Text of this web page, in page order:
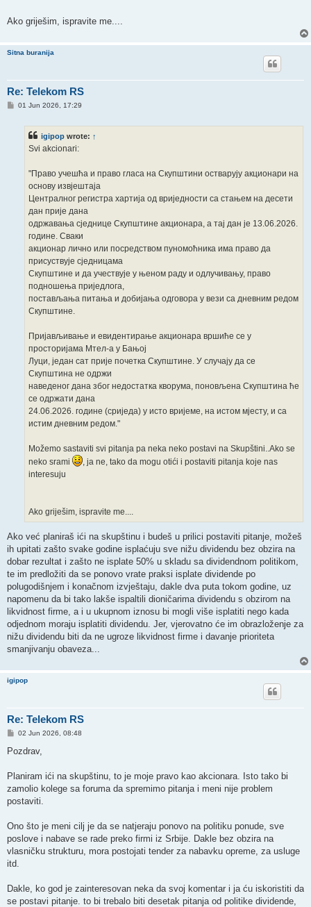
Ako griješim, ispravite me....
Sitna buranija
Re: Telekom RS
P01 Jun 2026, 17:29
igipop wrote: ↑
Svi akcionari:
"Право учешћа и право гласа на Скупштини остварују акционари на
основу извјештаја
Централног регистра хартија од вриједности са стањем на десети
дан прије дана
одржавања сједнице Скупштине акционара, а тај дан је 13.06.2026.
године. Сваки
акционар лично или посредством пуномоћника има право да
присуствује сједницама
Скупштине и да учествује у њеном раду и одлучивању, право
подношења приједлога,
постављања питања и добијања одговора у вези са дневним редом
Скупштине.
Пријављивање и евидентирање акционара вршиће се у
просторијама Мтел-а у Бањој
Луци, један сат прије почетка Скупштине. У случају да се
Скупштина не одржи
наведеног дана због недостатка кворума, поновљена Скупштина ће
се одржати дана
24.06.2026. године (сриједа) у исто вријеме, на истом мјесту, и са
истим дневним редом."
Možemo sastaviti svi pitanja pa neka neko postavi na Skupštini..Ako se
neko srami
, ja ne, tako da mogu otići i postaviti pitanja koje nas
interesuju
Ako griješim, ispravite me....
Ako već planiraš ići na skupštinu i budeš u prilici postaviti pitanje, možeš
ih upitati zašto svake godine isplaćuju sve nižu dividendu bez obzira na
dobar rezultat i zašto ne isplate 50% u skladu sa dividendnom politikom,
te im predložiti da se ponovo vrate praksi isplate dividende po
polugodišnjem i konačnom izvještaju, dakle dva puta tokom godine, uz
napomenu da bi tako lakše ispaltili dioničarima dividendu s obzirom na
likvidnost firme, a i u ukupnom iznosu bi mogli više isplatiti nego kada
odjednom moraju isplatiti dividendu. Jer, vjerovatno će im obrazloženje za
nižu dividendu biti da ne ugroze likvidnost firme i davanje prioriteta
smanjivanju obaveza...
igipop
Re: Telekom RS
P
s
02 Jun 2026, 08:48
Pozdrav,
Planiram ići na skupštinu, to je moje pravo kao akcionara. Isto tako bi
zamolio kolege sa foruma da spremimo pitanja i meni nije problem
postaviti.
Ono što je meni cilj je da se natjeraju ponovo na politiku ponude, sve
poslove i nabave se rade preko firmi iz Srbije. Dakle bez obzira na
vlasničku strukturu, mora postojati tender za nabavku opreme, za usluge
itd.
Dakle, ko god je zainteresovan neka da svoj komentar i ja ću iskoristiti da
se postavi pitanje. to bi trebalo biti desetak pitanja od politike dividende,